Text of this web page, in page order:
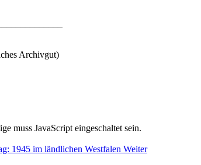
Archivgut)
muss JavaScript eingeschaltet sein.
1945 im ländlichen Westfalen Weiter